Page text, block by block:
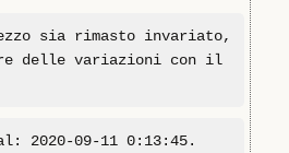
sia rimasto invariato,
delle variazioni con il
2020-09-11 0:13:45.